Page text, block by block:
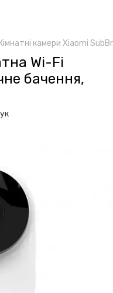
Кімнатні камери Xiaomi
Wi-Fi
бачення,